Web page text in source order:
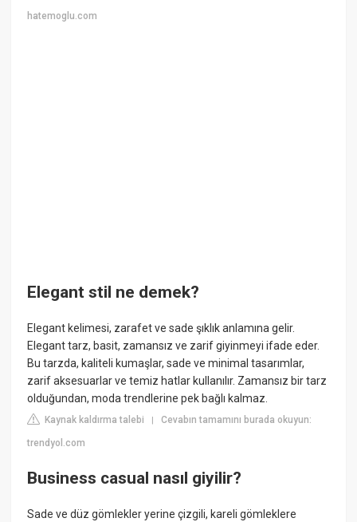
hatemoglu.com
Elegant stil ne demek?
Elegant kelimesi, zarafet ve sade şıklık anlamına gelir.
Elegant tarz, basit, zamansız ve zarif giyinmeyi ifade eder.
Bu tarzda, kaliteli kumaşlar, sade ve minimal tasarımlar,
zarif aksesuarlar ve temiz hatlar kullanılır. Zamansız bir tarz
olduğundan, moda trendlerine pek bağlı kalmaz.
Kaynak kaldırma talebi |Cevabın tamamını burada okuyun:
trendyol.com
Business casual nasıl giyilir?
Sade ve düz gömlekler yerine çizgili, kareli gömleklere